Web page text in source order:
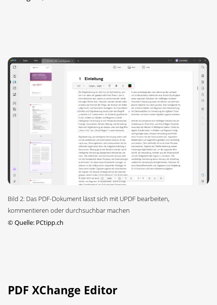
Bild 2: Das PDF-Dokument lässt sich mit UPDF bearbeiten,
kommentieren oder durchsuchbar machen
©Quelle: PCtipp.ch
PDF XChange Editor